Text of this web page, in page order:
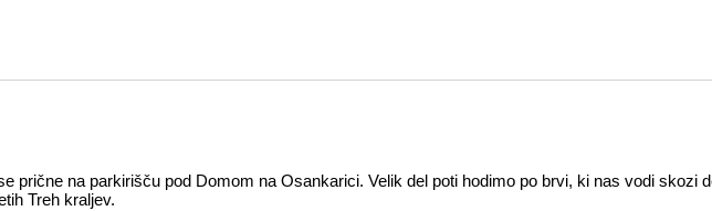
prične na parkirišču pod Domom na Osankarici. Velik del poti hodimo po brvi, ki nas vodi skozi
Treh kraljev.